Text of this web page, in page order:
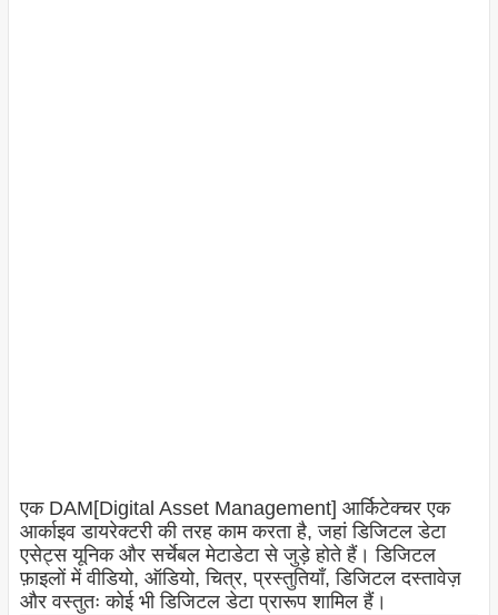
एक DAM[Digital Asset Management] आर्किटेक्चर एक
आर्काइव डायरेक्टरी की तरह काम करता है, जहां डिजिटल डेटा
एसेट्स यूनिक और सर्चेबल मेटाडेटा से जुड़े होते हैं। डिजिटल
फ़ाइलों में वीडियो, ऑडियो, चित्र, प्रस्तुतियाँ, डिजिटल दस्तावेज़
और वस्तुतः कोई भी डिजिटल डेटा प्रारूप शामिल हैं।